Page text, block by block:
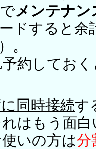
メンテナ
ドすると余
。
約してお
同時接続す
れはもう面
いの方は分